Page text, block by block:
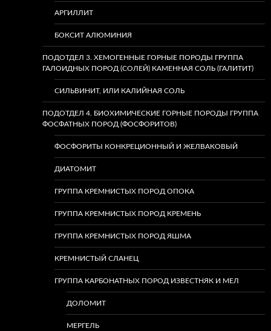
АРГИЛЛИТ
БОКСИТ АЛЮМИНИЯ
ПОДОТДЕЛ 3. ХЕМОГЕННЫЕ ГОРНЫЕ ПОРОДЫ ГРУППА
ГАЛОИДНЫХ ПОРОД (СОЛЕЙ) КАМЕННАЯ СОЛЬ (ГАЛИТИТ)
СИЛЬВИНИТ, ИЛИ КАЛИЙНАЯ СОЛЬ
ПОДОТДЕЛ 4. БИОХИМИЧЕСКИЕ ГОРНЫЕ ПОРОДЫ ГРУППА
ФОСФАТНЫХ ПОРОД (ФОСФОРИТОВ)
ФОСФОРИТЫ КОНКРЕЦИОННЫЙ И ЖЕЛВАКОВЫЙ
ДИАТОМИТ
ГРУППА КРЕМНИСТЫХ ПОРОД ОПОКА
ГРУППА КРЕМНИСТЫХ ПОРОД КРЕМЕНЬ
ГРУППА КРЕМНИСТЫХ ПОРОД ЯШМА
КРЕМНИСТЫЙ СЛАНЕЦ
ГРУППА КАРБОНАТНЫХ ПОРОД ИЗВЕСТНЯК И МЕЛ
ДОЛОМИТ
МЕРГЕЛЬ